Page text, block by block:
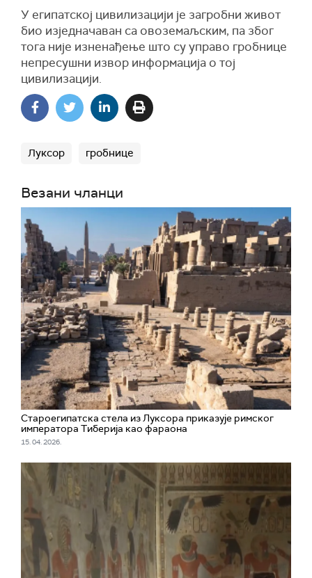
У египатској цивилизацији је загробни живот
био изједначаван са овоземаљским, па због
тога није изненађење што су управо гробнице
непресушни извор информација о тој
цивилизацији.
Луксор гробнице
Везани чланци
Староегипатска стела из Луксора приказује римског
императора Тиберија као фараона
15. 04. 2026.